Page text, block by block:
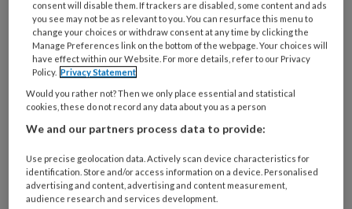
Wil je dit artikel lezen?
Maak gratis een account aan en lees 2
artikelen gratis per maand
Al een account of abonnement?Log dan in
Wat
is
consent will disable them. If trackers are disabled, some content and ads
you see may not be as relevant to you. You can resurface this menu to
change your choices or withdraw consent at any time by clicking the
Manage Preferences link on the bottom of the webpage. Your choices will
have effect within our Website. For more details, refer to our Privacy
Policy. Privacy Statement
Would you rather not? Then we only place essential and statistical
cookies, these do not record any data about you as a person
We and our partners process data to provide:
Use precise geolocation data. Actively scan device characteristics for
identification. Store and/or access information on a device. Personalised
advertising and content, advertising and content measurement,
audience research and services development.